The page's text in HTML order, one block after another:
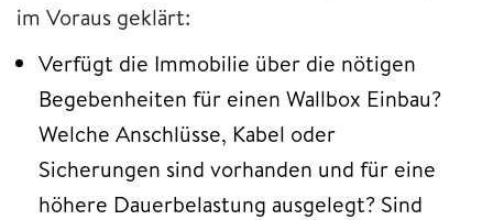
im Voraus geklärt:
Verfügt die Immobilie über die nötigen
Begebenheiten für einen Wallbox Einbau?
Welche Anschlüsse, Kabel oder
Sicherungen sind vorhanden und für eine
höhere Dauerbelastung ausgelegt? Sind